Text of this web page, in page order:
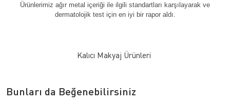
Ürünlerimiz ağır metal içeriği ile ilgili standartları karşılayarak ve
dermatolojik test için en iyi bir rapor aldı.
Kalıcı Makyaj Ürünleri
Bunları da Beğenebilirsiniz